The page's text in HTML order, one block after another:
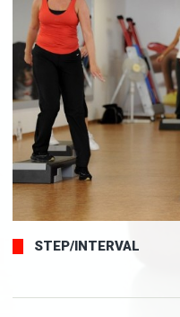
STEP/INTERVAL